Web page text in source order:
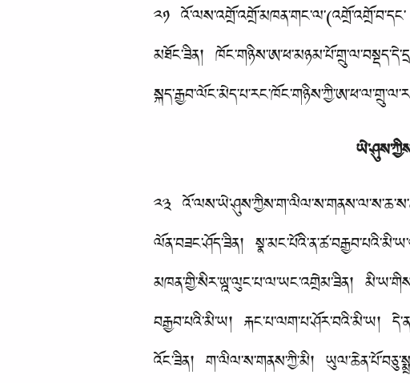
༢༡ འོ་ལས་འགྲོ་འགྲོ་མཁན་གང་ལ་(འགྲོ་འགྲོ་བ་དང་
མཐོང་ཟིན།
༢༣
ལོན་བཟང་ཤོད་ཟིན།
མཁན་གྱི་སིར་ཡྰ་ལུང་པ་ལ་ཡང་འགྲེམ་ཟིན།
བརྒྱབ་པའི་མི་ཡ། རྐང་པ་ལག་པ་ཤོར་བའི་མི་ཡ།
འོང་ཟིན། ག་ལིལ་ས་གནས་ཀྱི་མི།